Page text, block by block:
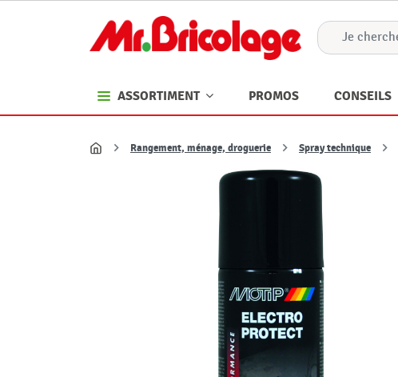
ASSORTIMENT PROMOS CONSEILS
Accueil
Rangement, ménage, droguerie Spray technique